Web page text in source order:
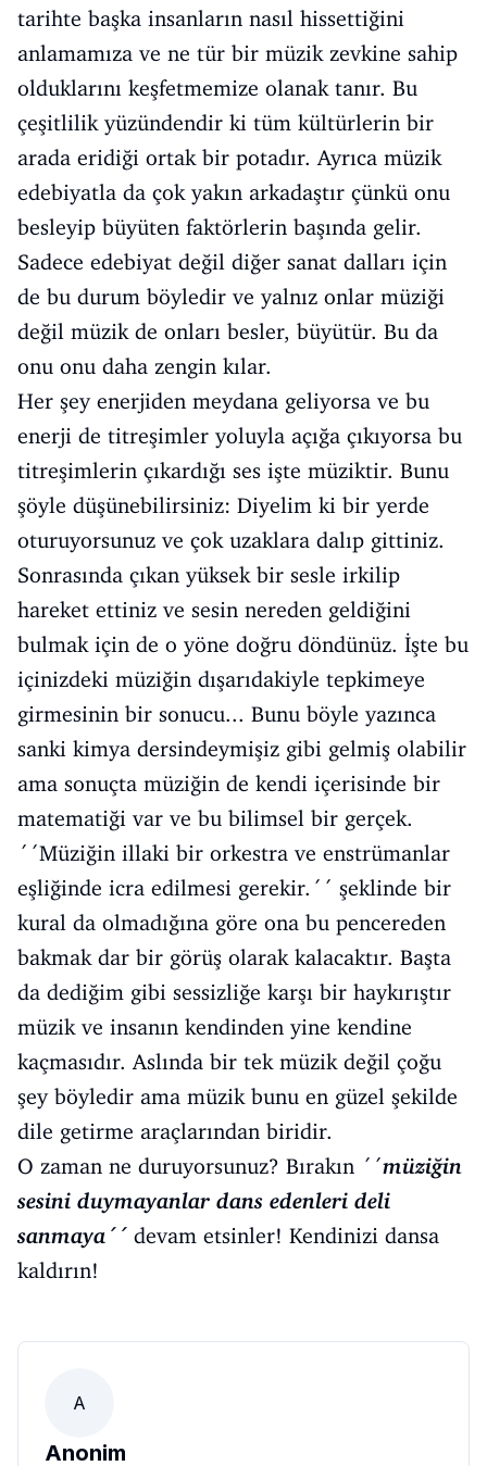
tarihte başka insanların nasıl hissettiğini
anlamamıza ve ne tür bir müzik zevkine sahip
olduklarını keşfetmemize olanak tanır. Bu
çeşitlilik yüzündendir ki tüm kültürlerin bir
arada eridiği ortak bir potadır. Ayrıca müzik
edebiyatla da çok yakın arkadaştır çünkü onu
besleyip büyüten faktörlerin başında gelir.
Sadece edebiyat değil diğer sanat dalları için
de bu durum böyledir ve yalnız onlar müziği
değil müzik de onları besler, büyütür. Bu da
onu onu daha zengin kılar.
Her şey enerjiden meydana geliyorsa ve bu
enerji de titreşimler yoluyla açığa çıkıyorsa bu
titreşimlerin çıkardığı ses işte müziktir. Bunu
şöyle düşünebilirsiniz: Diyelim ki bir yerde
oturuyorsunuz ve çok uzaklara dalıp gittiniz.
Sonrasında çıkan yüksek bir sesle irkilip
hareket ettiniz ve sesin nereden geldiğini
bulmak için de o yöne doğru döndünüz. İşte bu
içinizdeki müziğin dışarıdakiyle tepkimeye
girmesinin bir sonucu... Bunu böyle yazınca
sanki kimya dersindeymişiz gibi gelmiş olabilir
ama sonuçta müziğin de kendi içerisinde bir
matematiği var ve bu bilimsel bir gerçek.
´´Müziğin illaki bir orkestra ve enstrümanlar
eşliğinde icra edilmesi gerekir.´´ şeklinde bir
kural da olmadığına göre ona bu pencereden
bakmak dar bir görüş olarak kalacaktır. Başta
da dediğim gibi sessizliğe karşı bir haykırıştır
müzik ve insanın kendinden yine kendine
kaçmasıdır. Aslında bir tek müzik değil çoğu
şey böyledir ama müzik bunu en güzel şekilde
dile getirme araçlarından biridir.
O zaman ne duruyorsunuz? Bırakın ´´müziğin
sesini duymayanlar dans edenleri deli
sanmaya´´ devam etsinler! Kendinizi dansa
kaldırın!
A
Anonim